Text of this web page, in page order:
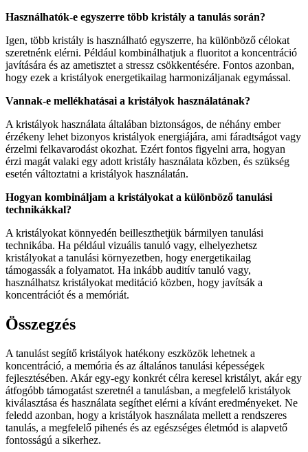
Használhatók-e egyszerre több kristály a tanulás során?
Igen, több kristály is használható egyszerre, ha különböző célokat
szeretnénk elérni. Például kombinálhatjuk a fluoritot a koncentráció
javítására és az ametisztet a stressz csökkentésére. Fontos azonban,
hogy ezek a kristályok energetikailag harmonizáljanak egymással.
Vannak-e mellékhatásai a kristályok használatának?
A kristályok használata általában biztonságos, de néhány ember
érzékeny lehet bizonyos kristályok energiájára, ami fáradtságot vagy
érzelmi felkavarodást okozhat. Ezért fontos figyelni arra, hogyan
érzi magát valaki egy adott kristály használata közben, és szükség
esetén változtatni a kristályok használatán.
Hogyan kombináljam a kristályokat a különböző tanulási
technikákkal?
A kristályokat könnyedén beilleszthetjük bármilyen tanulási
technikába. Ha például vizuális tanuló vagy, elhelyezhetsz
kristályokat a tanulási környezetben, hogy energetikailag
támogassák a folyamatot. Ha inkább auditív tanuló vagy,
használhatsz kristályokat meditáció közben, hogy javítsák a
koncentrációt és a memóriát.
Összegzés
A tanulást segítő kristályok hatékony eszközök lehetnek a
koncentráció, a memória és az általános tanulási képességek
fejlesztésében. Akár egy-egy konkrét célra keresel kristályt, akár egy
átfogóbb támogatást szeretnél a tanulásban, a megfelelő kristályok
kiválasztása és használata segíthet elérni a kívánt eredményeket. Ne
feledd azonban, hogy a kristályok használata mellett a rendszeres
tanulás, a megfelelő pihenés és az egészséges életmód is alapvető
fontosságú a sikerhez.